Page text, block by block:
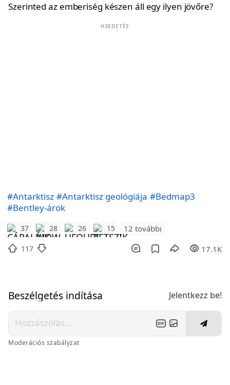
Szerinted az emberiség készen áll egy ilyen jövőre?
HIRDETÉS
#Antarktisz #Antarktisz geológiája #Bedmap3
#Bentley-árok
37 28 26 15 12 további
117 17.1K
Beszélgetés indítása Jelentkezz be!
Moderációs szabályzat